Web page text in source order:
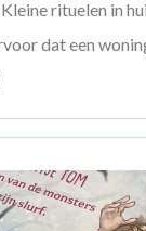
rituelen in
dat een